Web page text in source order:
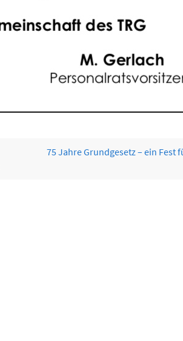
75 Jahre Grundgesetz – ein Fest